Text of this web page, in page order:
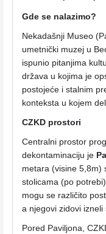
Gde se nalazimo?
Nekadašnji Museo
umetnički muzej u
ispunio pitanjima
država u kojima je
postojeće i stalnim
konteksta u kojem
CZKD prostori
Centralni prostor
dekontaminaciju je
metara (visine 5,8m)
stolicama (po
mogu se različito
a njegovi zidovi
Pored Paviljona,